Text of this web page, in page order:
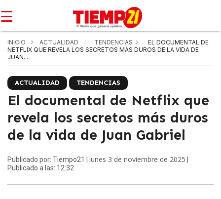
☰
INICIO ACTUALIDAD TENDENCIAS
EL DOCUMENTAL DE
NETFLIX QUE REVELA LOS SECRETOS MÁS DUROS DE LA VIDA DE
JUAN...
ACTUALIDAD TENDENCIAS
El documental de Netflix que
revela los secretos más duros
de la vida de Juan Gabriel
Publicado por: Tiempo21 | lunes 3 de noviembre de 2025
Publicado a las: 12:32